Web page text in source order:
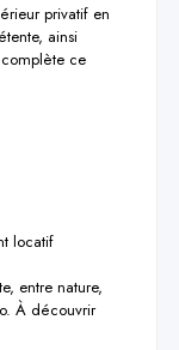
privatif en
ainsi
ce
locatif
entre nature,
À découvrir